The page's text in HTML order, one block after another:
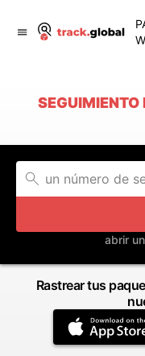
SEGUIMIENTO
abrir
Rastrear tus